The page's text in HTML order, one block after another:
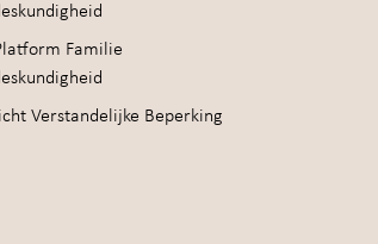
Familie
Verstandelijke Beperking